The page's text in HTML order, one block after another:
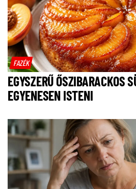
FAZÉK
EGYSZERŰ ŐSZIBARACKOS
EGYENESEN ISTENI